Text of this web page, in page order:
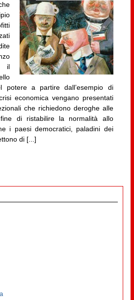
il
potere a partire dall’esempio di
economica vengano presentati
che richiedono deroghe alle
di ristabilire la normalità allo
i paesi democratici, paladini dei
di [...]